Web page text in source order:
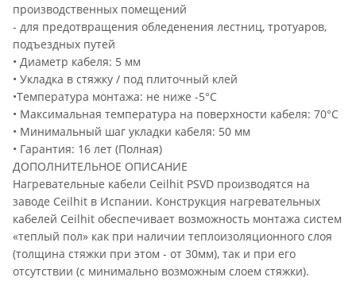
производственных помещений
- для предотвращения обледенения лестниц, тротуаров,
подъездных путей
• Диаметр кабеля: 5 мм
• Укладка в стяжку / под плиточный клей
•Температура монтажа: не ниже -5°С
• Максимальная температура на поверхности кабеля: 70°C
• Минимальный шаг укладки кабеля: 50 мм
• Гарантия: 16 лет (Полная)
ДОПОЛНИТЕЛЬНОЕ ОПИСАНИЕ
Нагревательные кабели Ceilhit PSVD производятся на
заводе Ceilhit в Испании. Конструкция нагревательных
кабелей Ceilhit обеспечивает возможность монтажа систем
«теплый пол» как при наличии теплоизоляционного слоя
(толщина стяжки при этом - от 30мм), так и при его
отсутствии (с минимально возможным слоем стяжки).